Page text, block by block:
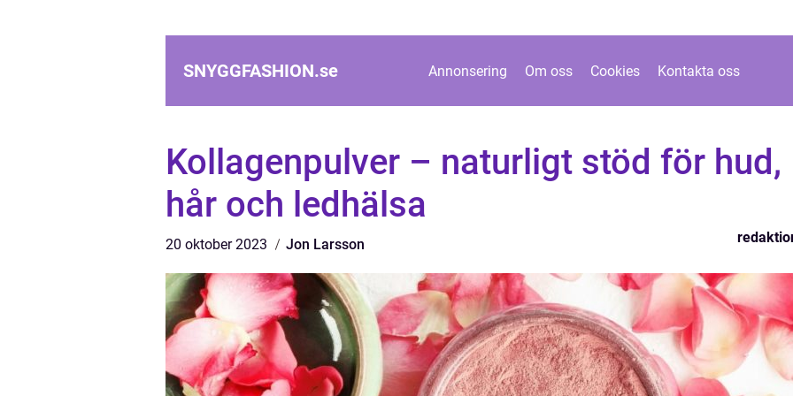
SNYGGFASHION.se Annonsering Om oss Cookies Kontakta oss
Kollagenpulver – naturligt stöd för hud,
hår och ledhälsa
20 oktober 2023 Jon Larsson